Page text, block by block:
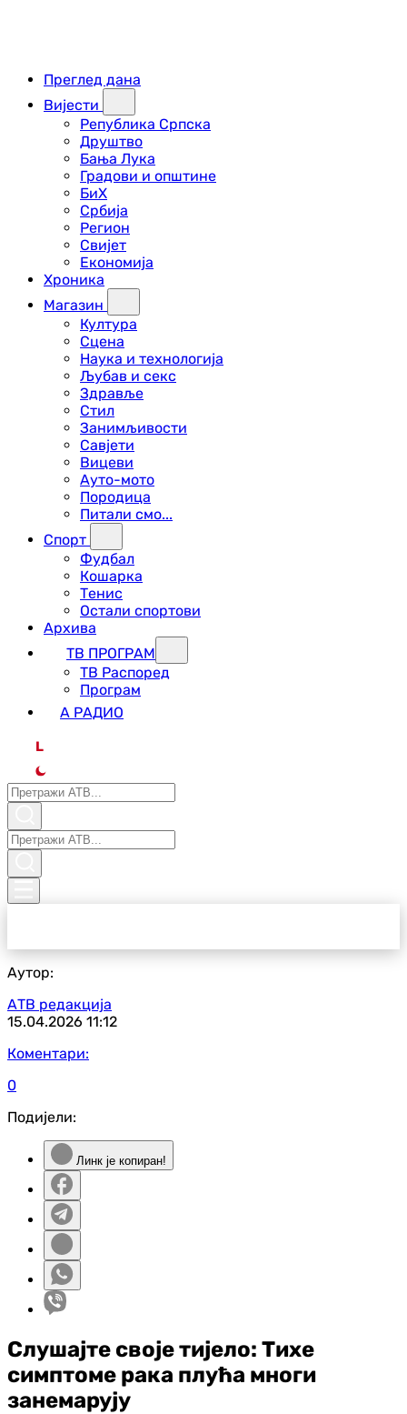
Преглед дана
Вијести
Република Српска
Друштво
Бања Лука
Градови и општине
БиХ
Србија
Регион
Свијет
Економија
Хроника
Магазин
Култура
Сцена
Наука и технологија
Љубав и секс
Здравље
Стил
Занимљивости
Савјети
Вицеви
Ауто-мото
Породица
Питали смо...
Спорт
Фудбал
Кошарка
Тенис
Остали спортови
Архива
ТВ ПРОГРАМ
ТВ Распоред
Програм
А РАДИО
L
Аутор:
АТВ редакција
15.04.2026 11:12
Коментари:
0
Подијели:
Линк је копиран!
Слушајте своје тијело: Тихе
симптоме рака плућа многи
занемарују